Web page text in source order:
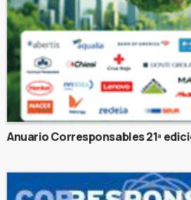
Anuario Corresponsables 21ª